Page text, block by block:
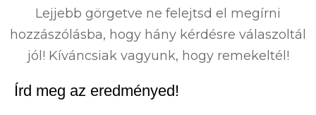
Lejjebb görgetve ne felejtsd el megírni
hozzászólásba, hogy hány kérdésre válaszoltál
jól! Kíváncsiak vagyunk, hogy remekeltél!
Írd meg az eredményed!